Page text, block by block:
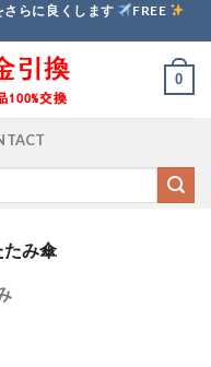
らに良くします
FREE
0
み傘